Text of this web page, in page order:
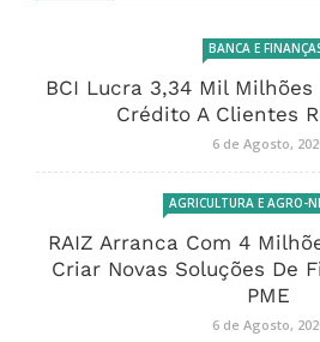
BANCA E
BCI Lucra 3,34 Mil
Crédito A Clientes
6 de Agosto,
AGRICULTURA E AGRO-
RAIZ Arranca Com 4
Criar Novas Soluções De
PME
6 de Agosto,